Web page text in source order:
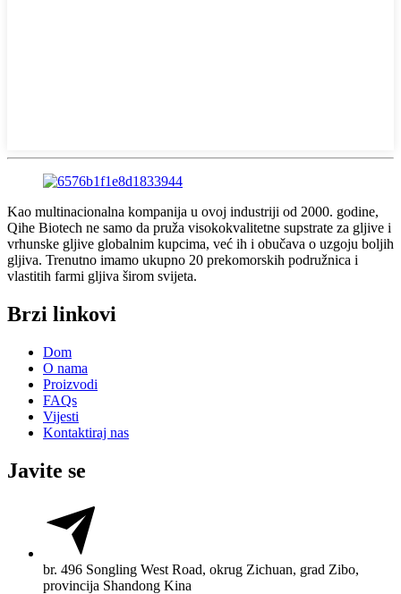
Kao multinacionalna kompanija u ovoj industriji od 2000. godine,
Qihe Biotech ne samo da pruža visokokvalitetne supstrate za gljive i
vrhunske gljive globalnim kupcima, već ih i obučava o uzgoju boljih
gljiva. Trenutno imamo ukupno 20 prekomorskih podružnica i
vlastitih farmi gljiva širom svijeta.
Brzi linkovi
Dom
O nama
Proizvodi
FAQs
Vijesti
Kontaktiraj nas
Javite se
br. 496 Songling West Road, okrug Zichuan, grad Zibo,
provincija Shandong Kina